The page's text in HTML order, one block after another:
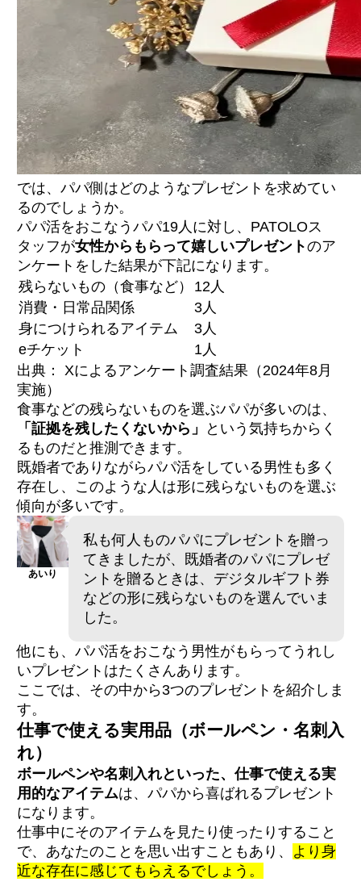
では、パパ側はどのようなプレゼントを求めてい
るのでしょうか。
パパ活をおこなうパパ19人に対し、PATOLOス
タッフが女性からもらって嬉しいプレゼントのア
ンケートをした結果が下記になります。
残らないもの（食事など）
12人
消費・日常品関係
3人
身につけられるアイテム
3人
eチケット
1人
出典： Xによるアンケート調査結果（2024年8月
実施）
食事などの残らないものを選ぶパパが多いのは、
「証拠を残したくないから」
という気持ちからく
るものだと推測できます。
既婚者でありながらパパ活をしている男性も多く
存在し、このような人は形に残らないものを選ぶ
傾向が多いです。
あいり
私も何人ものパパにプレゼントを贈っ
てきましたが、既婚者のパパにプレゼ
ントを贈るときは、デジタルギフト券
などの形に残らないものを選んでいま
した。
他にも、パパ活をおこなう男性がもらってうれし
いプレゼントはたくさんあります。
ここでは、その中から3つのプレゼントを紹介しま
す。
仕事で使える実用品（ボールペン・名刺入
れ）
ボールペンや名刺入れといった、仕事で使える実
用的なアイテムは、パパから喜ばれるプレゼント
になります。
仕事中にそのアイテムを見たり使ったりすること
で、あなたのことを思い出すこともあり、
より身
近な存在に感じてもらえるでしょう。